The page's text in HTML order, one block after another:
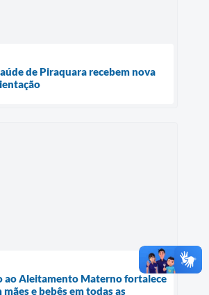
de Piraquara recebem nova
ao Aleitamento Materno fortalece
e bebês em todas as